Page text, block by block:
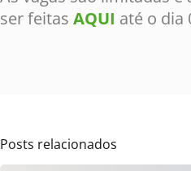
ser feitas AQUI até o dia
Posts relacionados